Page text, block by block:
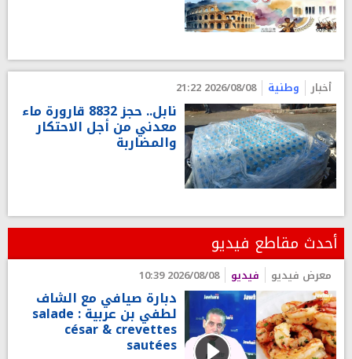
أخبار وطنية 2026/08/08 21:22
نابل.. حجز 8832 قارورة ماء
معدني من أجل الاحتكار
والمضاربة
أحدث مقاطع فيديو
معرض فيديو فيديو 2026/08/08 10:39
دبارة صيافي مع الشاف
لطفي بن عربية : salade
césar & crevettes
sautées